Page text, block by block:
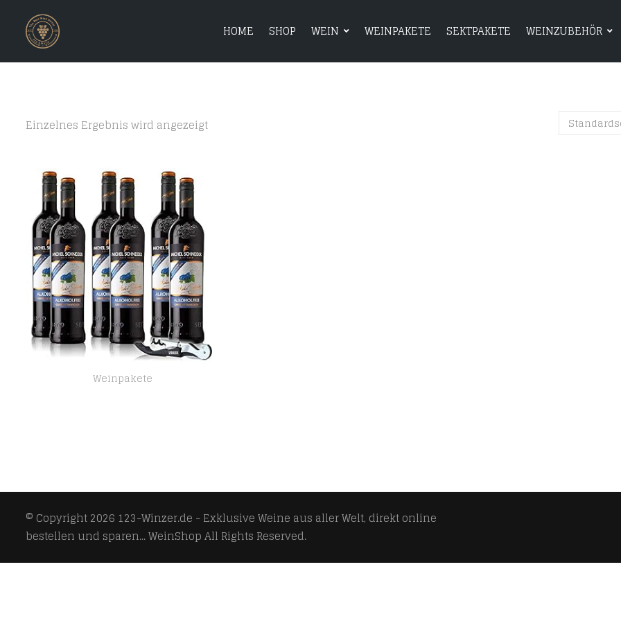
HOME SHOP WEIN WEINPAKETE SEKTPAKETE WEINZUBEHÖR
HOME SHOP WEIN WEINPAKETE
Einzelnes Ergebnis wird angezeigt
Weinpakete
© Copyright 2026 123-Winzer.de - Exklusive Weine aus aller Welt, direkt online
bestellen und sparen... WeinShopAll Rights Reserved.